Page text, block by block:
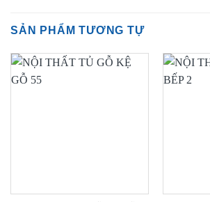
SẢN PHẨM TƯƠNG TỰ